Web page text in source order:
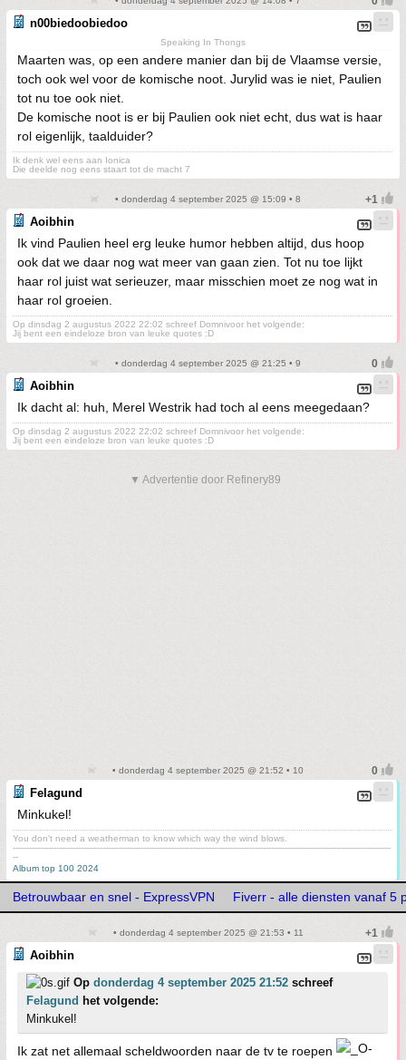
n00biedoobiedoo
Speaking In Thongs
Maarten was, op een andere manier dan bij de Vlaamse versie,
toch ook wel voor de komische noot. Jurylid was ie niet, Paulien
tot nu toe ook niet.
De komische noot is er bij Paulien ook niet echt, dus wat is haar
rol eigenlijk, taalduider?
Ik denk wel eens aan Ionica
Die deelde nog eens staart tot de macht 7
• donderdag 4 september 2025 @ 15:09 • 8
Aoibhin
Ik vind Paulien heel erg leuke humor hebben altijd, dus hoop
ook dat we daar nog wat meer van gaan zien. Tot nu toe lijkt
haar rol juist wat serieuzer, maar misschien moet ze nog wat in
haar rol groeien.
Op dinsdag 2 augustus 2022 22:02 schreef Domnivoor het volgende:
Jij bent een eindeloze bron van leuke quotes :D
• donderdag 4 september 2025 @ 21:25 • 9
Aoibhin
Ik dacht al: huh, Merel Westrik had toch al eens meegedaan?
Op dinsdag 2 augustus 2022 22:02 schreef Domnivoor het volgende:
Jij bent een eindeloze bron van leuke quotes :D
▼ Advertentie door Refinery89
• donderdag 4 september 2025 @ 21:52 • 10
Felagund
Minkukel!
You don't need a weatherman to know which way the wind blows.
-------------------------------------------------------------------------------------------------------------------------------------------
--
Album top 100 2024
Betrouwbaar en snel - ExpressVPN Fiverr - alle diensten vanaf 5
• donderdag 4 september 2025 @ 21:53 • 11
Aoibhin
Op donderdag 4 september 2025 21:52 schreef
Felagund het volgende:
Minkukel!
Ik zat net allemaal scheldwoorden naar de tv te roepen